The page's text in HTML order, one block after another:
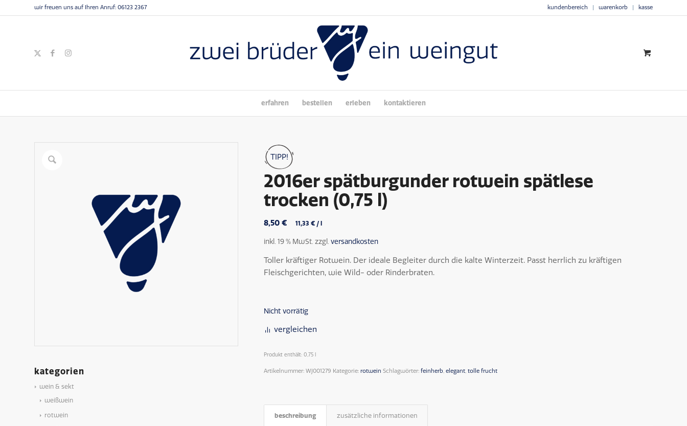
kundenbereich warenkorb kasse
wir freuen uns auf Ihren Anruf: 06123 2367
erfahren bestellen erleben kontaktieren
kategorien
wein & sekt
weißwein
rotwein
TIPP!
2016er spätburgunder rotwein spätlese
trocken (0,75 l)
8,50€ 11,33€ /
inkl. 19 % MwSt. zzgl.versandkosten
Toller kräftiger Rotwein. Der ideale Begleiter durch die kalte Winterzeit. Passt herrlich zu kräftigen
Fleischgerichten, wie Wild- oder Rinderbraten.
Nicht vorrätig
vergleichen
Produkt enthält: 0,75
Artikelnummer:WJ001279 Kategorie:rotwein Schlagwörter:feinherb,elegant,tolle frucht
beschreibung zusätzliche informationen